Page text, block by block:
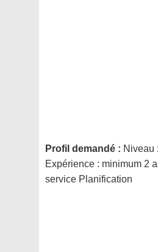
Profil demandé : Niveau
Expérience : minimum 2
service Planification